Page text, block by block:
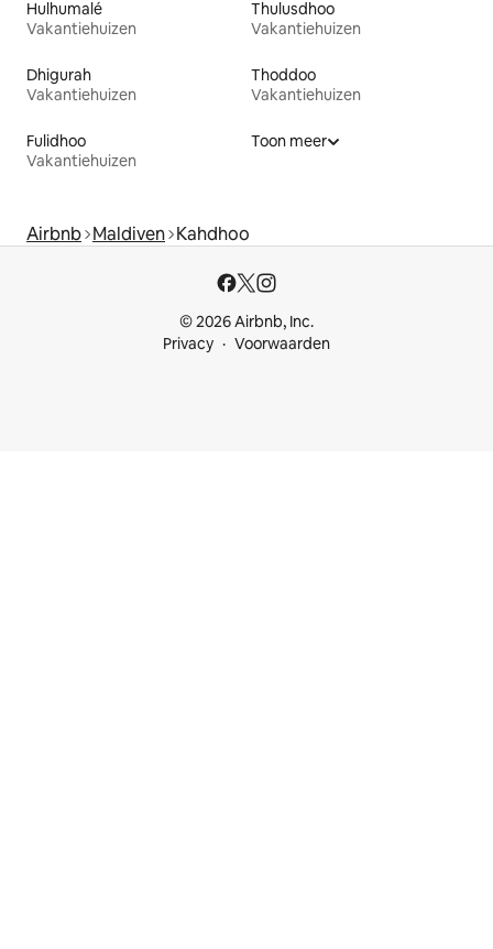
Hulhumalé
Vakantiehuizen
Thulusdhoo
Vakantiehuizen
Dhigurah
Vakantiehuizen
Thoddoo
Vakantiehuizen
Fulidhoo
Vakantiehuizen
Toon meer
Airbnb Maldiven Kahdhoo
© 2026 Airbnb, Inc.
Privacy
Voorwaarden